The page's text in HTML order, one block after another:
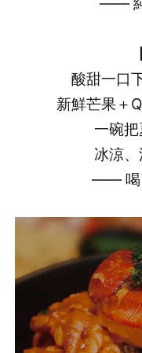
酸甜一口
新鮮芒果＋
一碗把
冰涼
—— 喝